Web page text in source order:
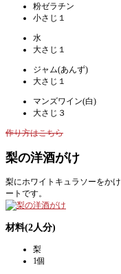
粉ゼラチン
小さじ１
水
大さじ１
ジャム(あんず)
大さじ１
マンズワイン(白)
大さじ３
作り方はこちら
梨の洋酒がけ
梨にホワイトキュラソーをか
ートです。
材料(2人分)
梨
1個